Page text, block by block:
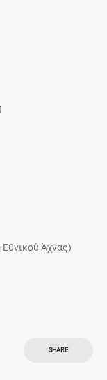
Άχνας)
SHARE